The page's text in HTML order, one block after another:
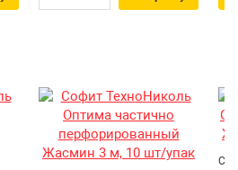
Кровля, Фасад
Сайдинг и доборные
элементы